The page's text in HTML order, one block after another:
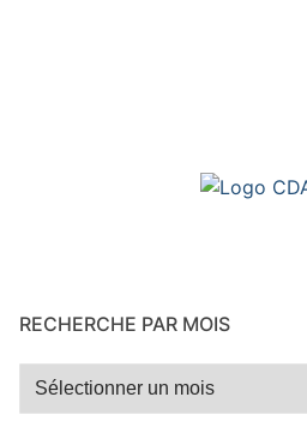
RECHERCHE PAR MOIS
Recherche